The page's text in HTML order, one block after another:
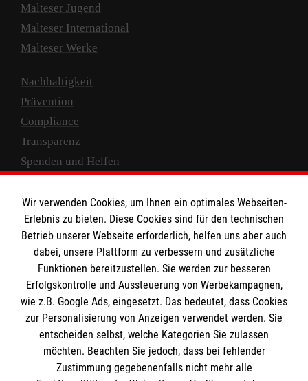
Malteser Jugend
Malteser International
Malteser Werke
Nachhaltigkeit
Prävention
Compliance
Transparenz
Spenden und Helfen
Empfänger: Malteser Hilfsdienst e.V.
IBAN: DE10 3706 0120 1201 2000 12
BIC: GENODED 1PA7
Wir verwenden Cookies, um Ihnen ein optimales Webseiten-
Erlebnis zu bieten. Diese Cookies sind für den technischen
Betrieb unserer Webseite erforderlich, helfen uns aber auch
dabei, unsere Plattform zu verbessern und zusätzliche
Funktionen bereitzustellen. Sie werden zur besseren
Erfolgskontrolle und Aussteuerung von Werbekampagnen,
wie z.B. Google Ads, eingesetzt. Das bedeutet, dass Cookies
zur Personalisierung von Anzeigen verwendet werden. Sie
entscheiden selbst, welche Kategorien Sie zulassen
möchten. Beachten Sie jedoch, dass bei fehlender
Zustimmung gegebenenfalls nicht mehr alle